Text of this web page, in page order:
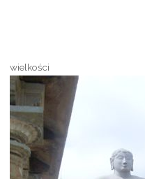
wielkości